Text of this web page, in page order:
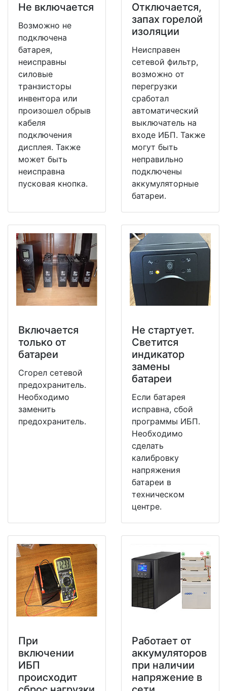
Не включается
Возможно не
подключена
батарея,
неисправны
силовые
транзисторы
инвентора или
произошел обрыв
кабеля
подключения
дисплея. Также
может быть
неисправна
пусковая кнопка.
Отключается,
запах горелой
изоляции
Неисправен
сетевой фильтр,
возможно от
перегрузки
сработал
автоматический
выключатель на
входе ИБП. Также
могут быть
неправильно
подключены
аккумуляторные
батареи.
Включается
только от
батареи
Сгорел сетевой
предохранитель.
Необходимо
заменить
предохранитель.
Не стартует.
Светится
индикатор
замены
батареи
Если батарея
исправна, сбой
программы ИБП.
Необходимо
сделать
калибровку
напряжения
батареи в
техническом
центре.
При
включении
ИБП
происходит
Работает от
аккумуляторов
при наличии
напряжение в